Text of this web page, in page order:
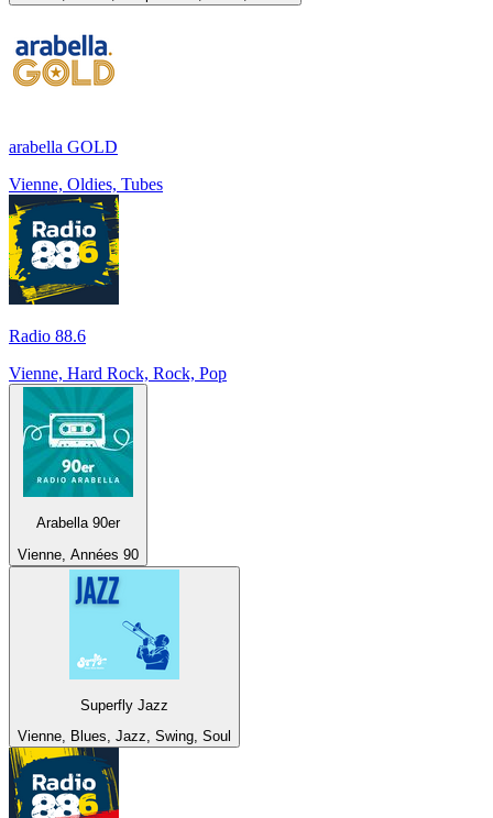
arabella GOLD
Vienne, Oldies, Tubes
Radio 88.6
Vienne, Hard Rock, Rock, Pop
Arabella 90er
Vienne, Années 90
Superfly Jazz
Vienne, Blues, Jazz, Swing, Soul